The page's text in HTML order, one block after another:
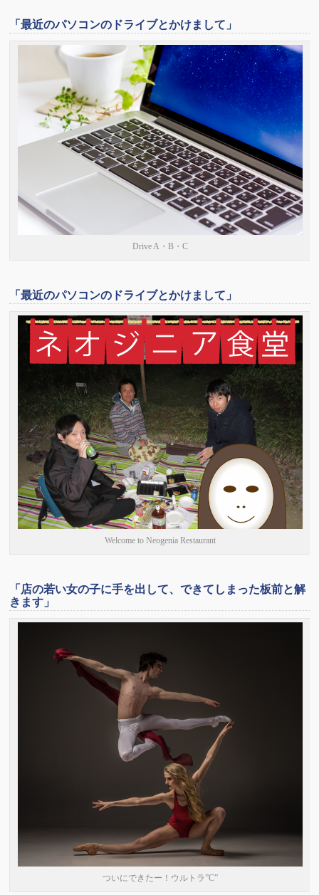
「最近のパソコンのドライブとかけまして」
Drive A・B・C
「最近のパソコンのドライブとかけまして」
Welcome to Neogenia Restaurant
「店の若い女の子に手を出して、できてしまった板前と解
きます」
ついにできたー！ウルトラ”C”